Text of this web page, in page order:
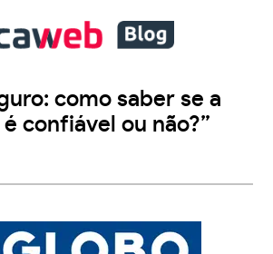
como saber se a
confiável ou não?”